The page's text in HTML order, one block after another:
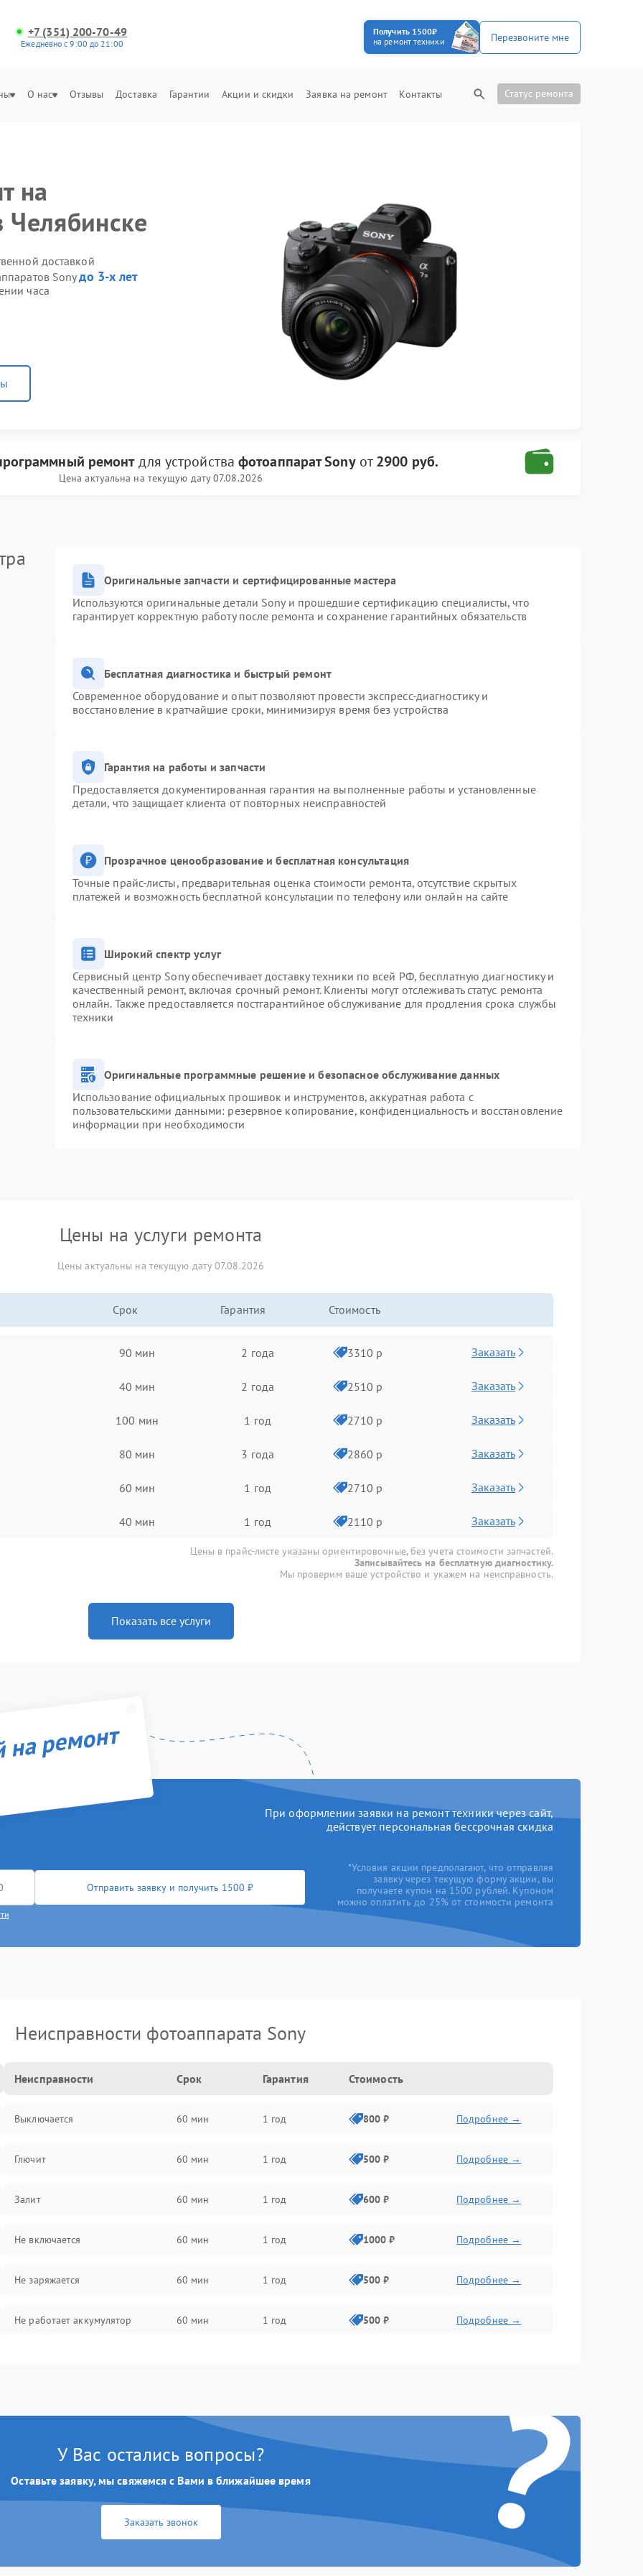
+7 (351) 200-70-49
Ежедневно с 9:00 до 21:00
Получить 1500₽
на ремонт техники
Перезвоните мне
О нас Отзывы Доставка Гарантии Акции и скидки Заявка на ремонт Контакты Статус ремонта
на
Челябинске
доставкой
Sonyдо 3-х лет
часа
ремонтдля устройствафотоаппарат Sonyот2900 руб.
Цена актуальна на текущую дату 07.08.2026
Оригинальные запчасти и сертифицированные мастера
Используются оригинальные детали Sony и прошедшие сертификацию специалисты, что
гарантирует корректную работу после ремонта и сохранение гарантийных обязательств
Бесплатная диагностика и быстрый ремонт
Современное оборудование и опыт позволяют провести экспресс-диагностику и
восстановление в кратчайшие сроки, минимизируя время без устройства
Гарантия на работы и запчасти
Предоставляется документированная гарантия на выполненные работы и установленные
детали, что защищает клиента от повторных неисправностей
Прозрачное ценообразование и бесплатная консультация
Точные прайс-листы, предварительная оценка стоимости ремонта, отсутствие скрытых
платежей и возможность бесплатной консультации по телефону или онлайн на сайте
Широкий спектр услуг
Сервисный центр Sony обеспечивает доставку техники по всей РФ, бесплатную диагностику и
качественный ремонт, включая срочный ремонт. Клиенты могут отслеживать статус ремонта
онлайн. Также предоставляется постгарантийное обслуживание для продления срока службы
техники
Оригинальные программные решение и безопасное обслуживание данных
Использование официальных прошивок и инструментов, аккуратная работа с
пользовательскими данными: резервное копирование, конфиденциальность и восстановление
информации при необходимости
Цены на услуги ремонта
Цены актуальны на текущую дату 07.08.2026
Срок Гарантия Стоимость
90 мин 2 года 3310 р Заказать
40 мин 2 года 2510 р Заказать
100 мин 1 год 2710 р Заказать
80 мин 3 года 2860 р Заказать
60 мин 1 год 2710 р Заказать
40 мин 1 год 2110 р Заказать
Цены в прайс-листе указаны ориентировочные, без учета стоимости запчастей.
Записывайтесь на бесплатную диагностику.
Мы проверим ваше устройство и укажем на неисправность.
Показать все услуги
ремонт
При оформлении заявки на ремонт техники через сайт,
действует персональная бессрочная скидка
Отправить заявку и получить 1500 ₽
*Условия акции предполагают, что отправляя
заявку через текущую форму акции, вы
получаете купон на 1500 рублей. Купоном
можно оплатить до 25% от стоимости ремонта
Неисправности фотоаппарата Sony
Неисправности Срок Гарантия Стоимость
Выключается 60 мин 1 год 800 ₽ Подробнее →
Глючит 60 мин 1 год 500 ₽ Подробнее →
Залит 60 мин 1 год 600 ₽ Подробнее →
Не включается 60 мин 1 год 1000 ₽ Подробнее →
Не заряжается 60 мин 1 год 500 ₽ Подробнее →
Не работает аккумулятор 60 мин 1 год 500 ₽ Подробнее →
?
У Вас остались вопросы?
Оставьте заявку, мы свяжемся с Вами в ближайшее время
Заказать звонок